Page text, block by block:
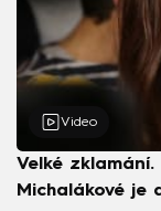
Video
Velké
Michalákové je